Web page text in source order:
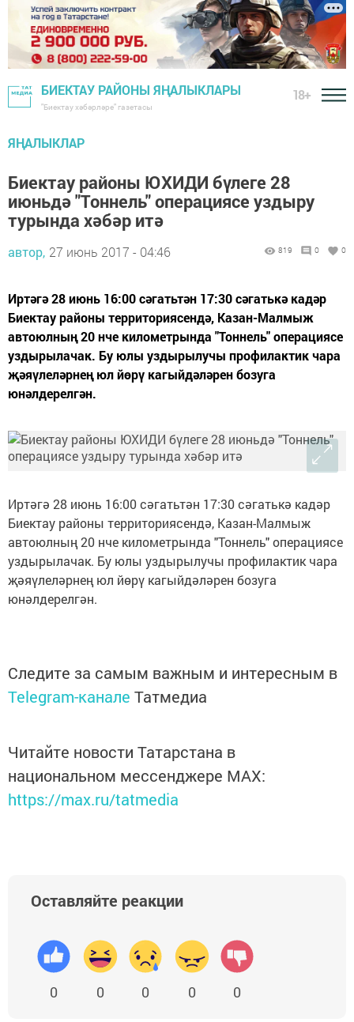
БИЕКТАУ РАЙОНЫ ЯҢАЛЫКЛАРЫ
"Биектау хәбәрләре" газетасы
18+
ЯҢАЛЫКЛАР
Биектау районы ЮХИДИ бүлеге 28
июньдә "Тоннель" операциясе уздыру
турында хәбәр итә
автор, 27 июнь 2017 - 04:46 819 0 0
Иртәгә 28 июнь 16:00 сәгатьтән 17:30 сәгатькә кадәр
Биектау районы территориясендә, Казан-Малмыж
автоюлның 20 нче километрында "Тоннель" операциясе
уздырылачак. Бу юлы уздырылучы профилактик чара
җәяүлеләрнең юл йөрү кагыйдәләрен бозуга
юнәлдерелгән.
Иртәгә 28 июнь 16:00 сәгатьтән 17:30 сәгатькә кадәр
Биектау районы территориясендә, Казан-Малмыж
автоюлның 20 нче километрында "Тоннель" операциясе
уздырылачак. Бу юлы уздырылучы профилактик чара
җәяүлеләрнең юл йөрү кагыйдәләрен бозуга
юнәлдерелгән.
Следите за самым важным и интересным в
Telegram-канале Татмедиа
Читайте новости Татарстана в
национальном мессенджере MАХ:
https://max.ru/tatmedia
Оставляйте реакции
0 0 0 0 0